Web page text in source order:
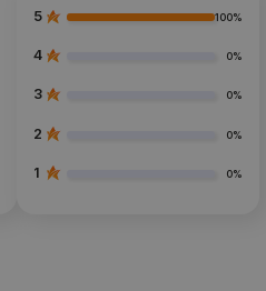
5 100%
4 0%
3 0%
2 0%
1 0%